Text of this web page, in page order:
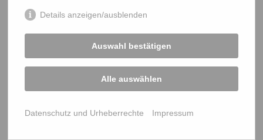
Weitere Projektupdates ALLE UPDATES
Mädchenmannschaft gewinnt Primary Gold
Details anzeigen/ausblenden
Auswahl bestätigen
Alle auswählen
Datenschutz und Urheberrechte Impressum